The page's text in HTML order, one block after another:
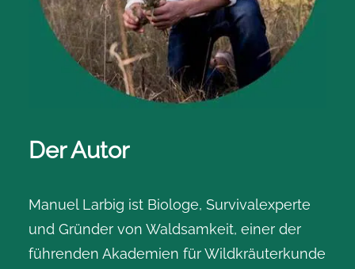
Der Autor
Manuel Larbig ist Biologe, Survivalexperte
und Gründer von Waldsamkeit, einer der
führenden Akademien für Wildkräuterkunde